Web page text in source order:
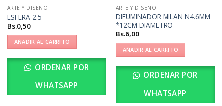
ARTE Y DISEÑO
ESFERA 2.5
Bs.0,50
AÑADIR AL CARRITO
ORDENAR POR
WHATSAPP
ARTE Y DISEÑO
DIFUMINADOR MILAN N4.6MM
*12CM DIAMETRO
Bs.6,00
AÑADIR AL CARRITO
ORDENAR POR
WHATSAPP